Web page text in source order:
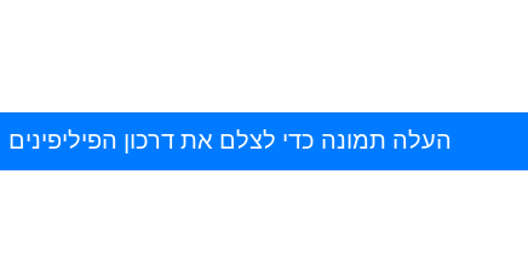
העלה תמונה כדי לצלם את דרכון הפיליפינים